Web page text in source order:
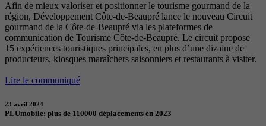
Afin de mieux valoriser et positionner le tourisme gourmand de la
région, Développement Côte-de-Beaupré lance le nouveau Circuit
gourmand de la Côte-de-Beaupré via les plateformes de
communication de Tourisme Côte-de-Beaupré. Le circuit propose
15 expériences touristiques principales, en plus d’une dizaine de
producteurs, kiosques maraîchers saisonniers et restaurants à visiter.
Lire le communiqué
23 avril 2024
PLUmobile: plus de 110000 déplacements en 2023